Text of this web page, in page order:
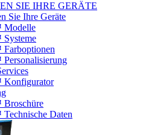
SIE IHRE GERÄTE
Sie Ihre Geräte
Daten